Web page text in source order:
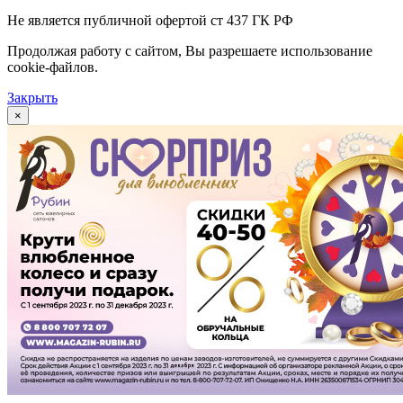
Не является публичной офертой ст 437 ГК РФ
Продолжая работу с сайтом, Вы разрешаете использование
cookie-файлов.
Закрыть
×